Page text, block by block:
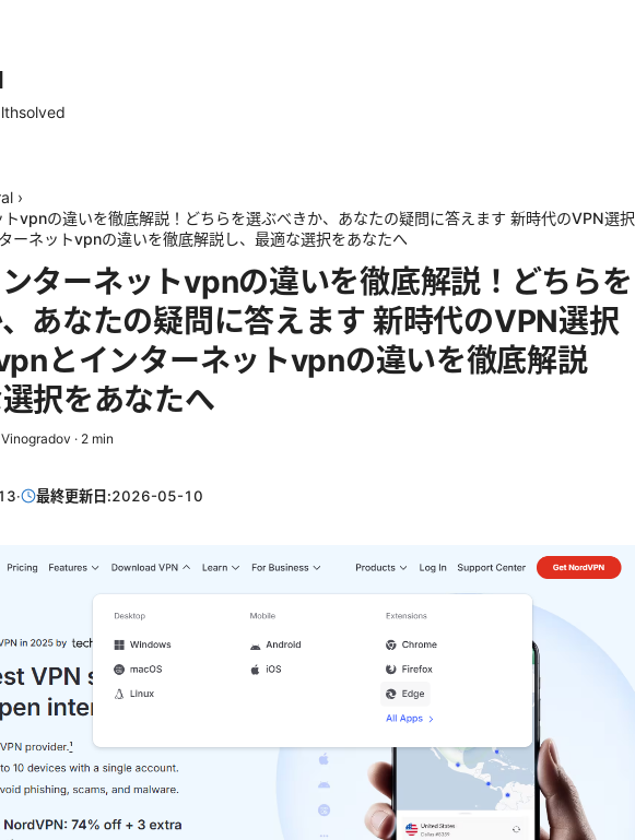
›
vpnの違いを徹底解説！どちらを選ぶべきか、あなたの疑問に答えます 新時代のVPN選択
ーネットvpnの違いを徹底解説し、最適な選択をあなたへ
ターネットvpnの違いを徹底解説！どちらを
あなたの疑問に答えます 新時代のVPN選択
とインターネットvpnの違いを徹底解説
択をあなたへ
· 2 min
· 最終更新日:2026-05-10